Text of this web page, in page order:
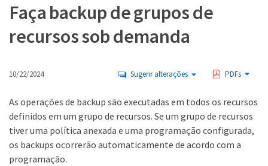
Faça backup de grupos de
recursos sob demanda
10/22/2024 Sugerir alterações PDFs
As operações de backup são executadas em todos os recursos
definidos em um grupo de recursos. Se um grupo de recursos
tiver uma política anexada e uma programação configurada,
os backups ocorrerão automaticamente de acordo com a
programação.